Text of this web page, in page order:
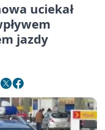
uciekał
jazdy